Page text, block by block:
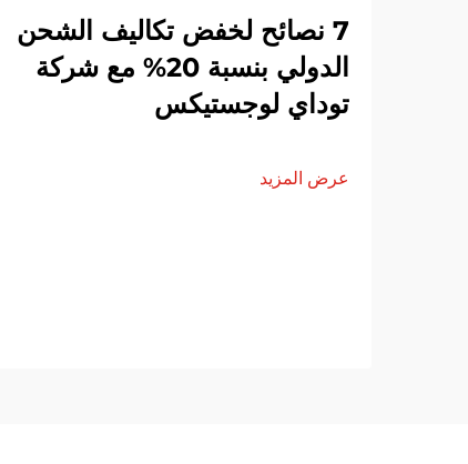
7 نصائح لخفض تكاليف الشحن
الدولي بنسبة 20% مع شركة
توداي لوجستيكس
عرض المزيد